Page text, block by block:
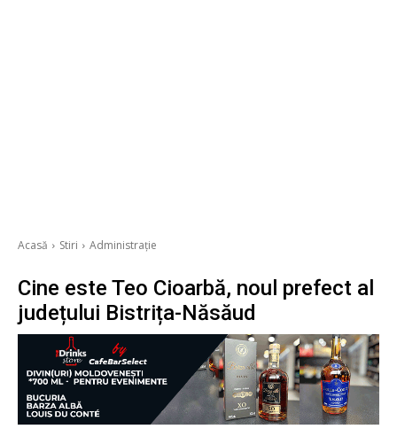
Acasă Stiri Administrație
Cine este Teo Cioarbă, noul prefect al
județului Bistrița-Năsăud